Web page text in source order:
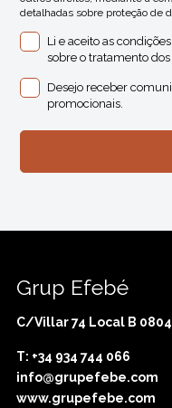
detalhadas sobre proteção de
Li e aceito as
sobre o tratamento
Desejo receber
promocionais.
Grup Efebé
C/Villar 74 Local B
T: +34 934 744 066
info@grupefebe.com
www.grupefebe.com